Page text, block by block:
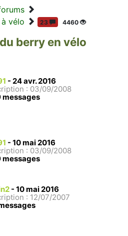
vélo
23 4460
berry en vélo
- 24 avr. 2016
: 03/09/2008
messages
- 10 mai 2016
: 03/09/2008
messages
- 10 mai 2016
: 12/07/2007